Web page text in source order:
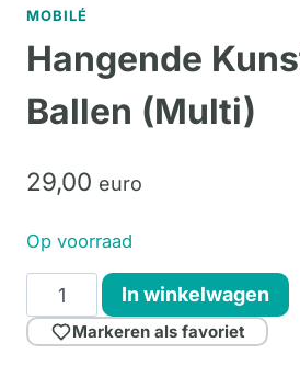
MOBILÉ
Hangende
Ballen (Multi)
29,00 euro
Op voorraad
Hangende
Kunst
-
In winkelwagen
Markeren als favoriet